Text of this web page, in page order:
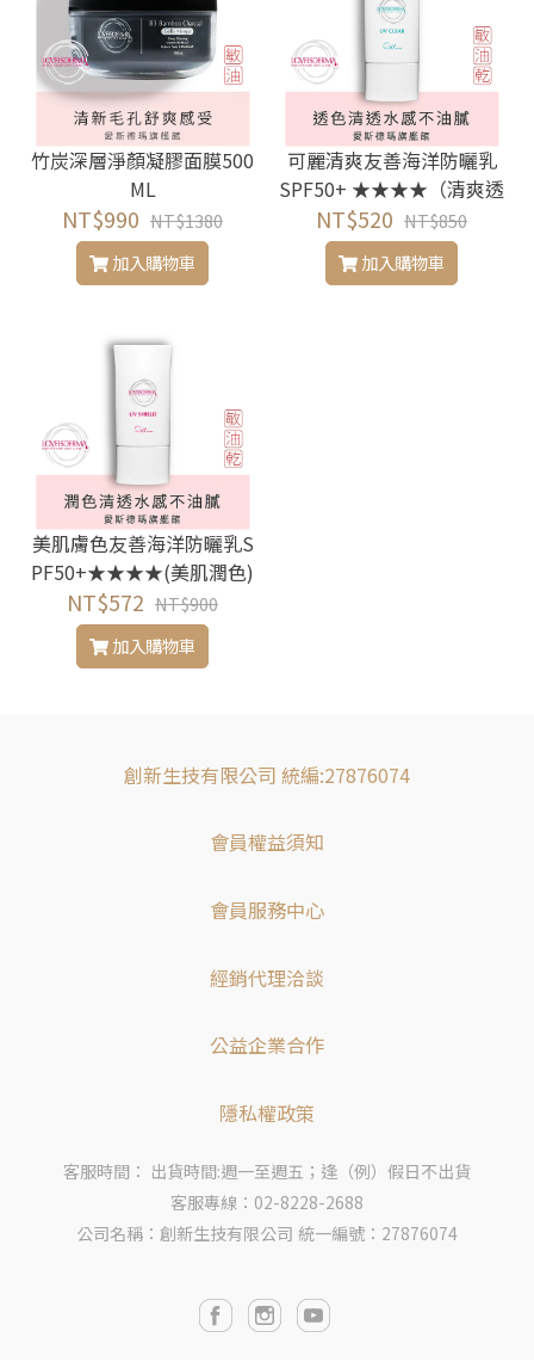
竹炭深層淨顏凝膠面膜500
ML
NT$990 NT$1380
加入購物車
可麗清爽友善海洋防曬乳
SPF50+ ★★★★（清爽透
色）
NT$520 NT$850
加入購物車
美肌膚色友善海洋防曬乳S
PF50+★★★★(美肌潤色)
NT$572 NT$900
加入購物車
創新生技有限公司 統編:27876074
會員權益須知
會員服務中心
經銷代理洽談
公益企業合作
隱私權政策
客服時間： 出貨時間:週一至週五；逢（例）假日不出貨
客服專線：02-8228-2688
公司名稱：創新生技有限公司 統一編號：27876074